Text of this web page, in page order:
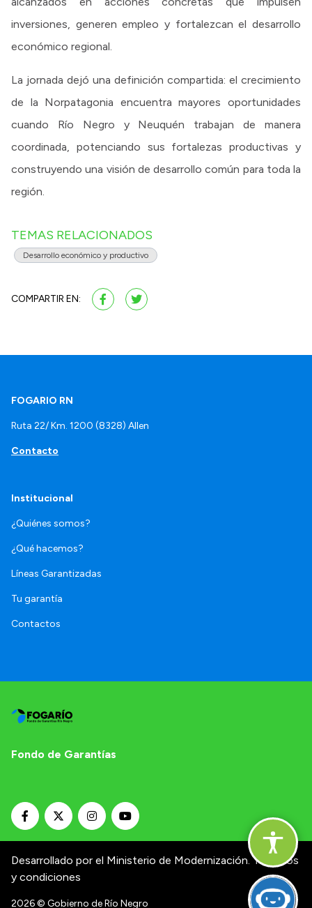
inversiones, generen empleo y fortalezcan el desarrollo
económico regional.
La jornada dejó una definición compartida: el crecimiento
de la Norpatagonia encuentra mayores oportunidades
cuando Río Negro y Neuquén trabajan de manera
coordinada, potenciando sus fortalezas productivas y
construyendo una visión de desarrollo común para toda la
región.
TEMAS RELACIONADOS
Desarrollo económico y productivo
COMPARTIR EN:
FOGARIO RN
Ruta 22/ Km. 1200 (8328) Allen
Contacto
Institucional
¿Quiénes somos?
¿Qué hacemos?
Líneas Garantizadas
Tu garantía
Contactos
Fondo de Garantías
Desarrollado por el Ministerio de Modernización. Términos
y condiciones
2026© Gobierno de Río Negro